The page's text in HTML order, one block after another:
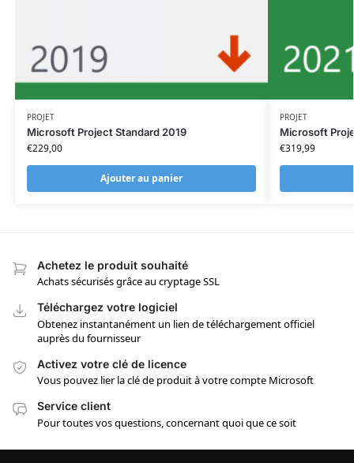
PROJET
Microsoft Project Standard 2019
€229,00
Ajouter au panier
PROJET
Microsoft
€319,99
Achetez le produit souhaité
Achats sécurisés grâce au cryptage SSL
Téléchargez votre logiciel
Obtenez instantanément un lien de téléchargement officiel
auprès du fournisseur
Activez votre clé de licence
Vous pouvez lier la clé de produit à votre compte Microsoft
Service client
Pour toutes vos questions, concernant quoi que ce soit